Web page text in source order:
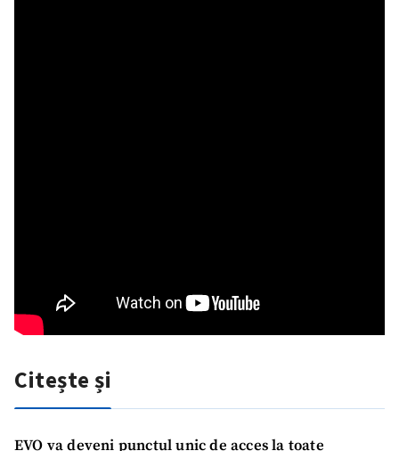
Citește și
EVO va deveni punctul unic de acces la toate